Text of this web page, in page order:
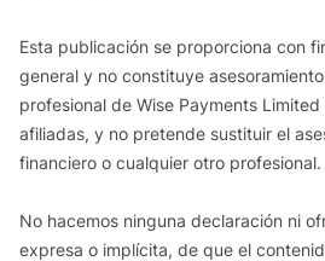
Esta publicación se proporciona con
general y no constituye
profesional de Wise Payments
afiliadas, y no pretende sustituir el
financiero o cualquier otro profesional.
No hacemos ninguna declaración ni
expresa o implícita, de que el